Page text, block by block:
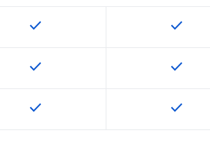
이 기능은 SKU에서 사용할 수 있습니
check 이 기능
check
이 기능은 SKU에서 사용할 수 있습니
check 이 기능
check
이 기능은 SKU에서 사용할 수 있습니
check 이 기능
check